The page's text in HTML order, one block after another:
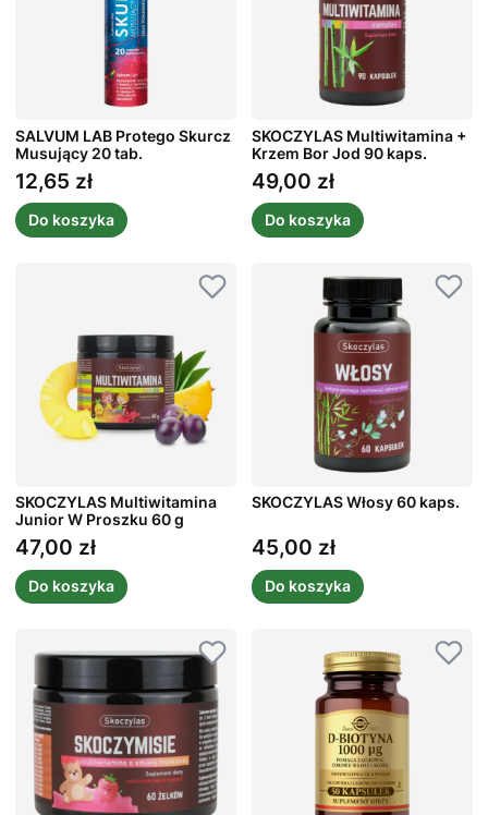
SALVUM LAB Protego Skurcz
Musujący 20 tab.
Cena
12,65 zł
Do koszyka
SKOCZYLAS Multiwitamina +
Krzem Bor Jod 90 kaps.
Cena
49,00 zł
Do koszyka
SKOCZYLAS Multiwitamina
Junior W Proszku 60 g
Cena
47,00 zł
Do koszyka
SKOCZYLAS Włosy 60 kaps.
Cena
45,00 zł
Do koszyka